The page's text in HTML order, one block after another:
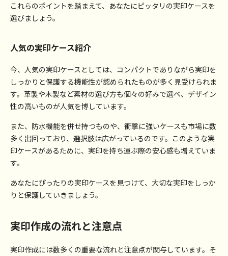
商品
一覧
トップページ
これらのポイントを踏まえて、あなたにピッタリの実印ケースを
選びましょう。
人気の実印ケース紹介
今、人気の実印ケースとしては、コンパクトでありながら実印を
しっかりと保護する機能性が認められたものが多く見受けられま
す。革製や木製など素材の選び方も個々の好みで選べ、デザイン
性の高いものが人気を博しています。
また、防水機能を併せ持つものや、衝撃に強いケースも市場に数
多く出回っており、選択肢は広がっているのです。このような実
印ケースがあるために、実印を持ち運ぶ際の安心感も増えていま
す。
あなたにぴったりの実印ケースを見つけて、大切な実印をしっか
りと保護していきましょう。
実印作成の流れと注意点
実印作成には数多くの重要な流れと注意点が関与しています。そ